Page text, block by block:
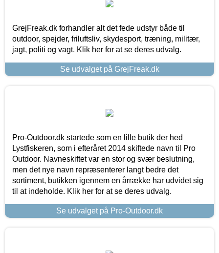
GrejFreak.dk forhandler alt det fede udstyr både til
outdoor, spejder, friluftsliv, skydesport, træning, militær,
jagt, politi og vagt. Klik her for at se deres udvalg.
Se udvalget på GrejFreak.dk
Pro-Outdoor.dk startede som en lille butik der hed
Lystfiskeren, som i efteråret 2014 skiftede navn til Pro
Outdoor. Navneskiftet var en stor og svær beslutning,
men det nye navn repræsenterer langt bedre det
sortiment, butikken igennem en årrække har udvidet sig
til at indeholde. Klik her for at se deres udvalg.
Se udvalget på Pro-Outdoor.dk